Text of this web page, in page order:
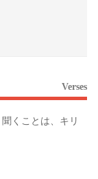
Verses
くことは、キリ